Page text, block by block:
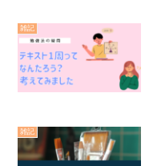
雑記
雑記